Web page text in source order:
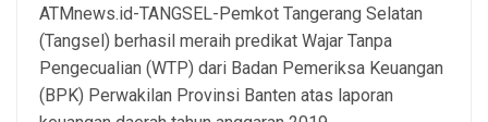
ATMnews.id-TANGSEL-Pemkot Tangerang Selatan
(Tangsel) berhasil meraih predikat Wajar Tanpa
Pengecualian (WTP) dari Badan Pemeriksa Keuangan
(BPK) Perwakilan Provinsi Banten atas laporan